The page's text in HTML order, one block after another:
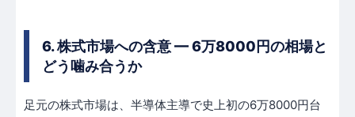
6. 株式市場への含意 — 6万8000円の相場と
どう噛み合うか
足元の株式市場は、半導体主導で史上初の6万8000円台